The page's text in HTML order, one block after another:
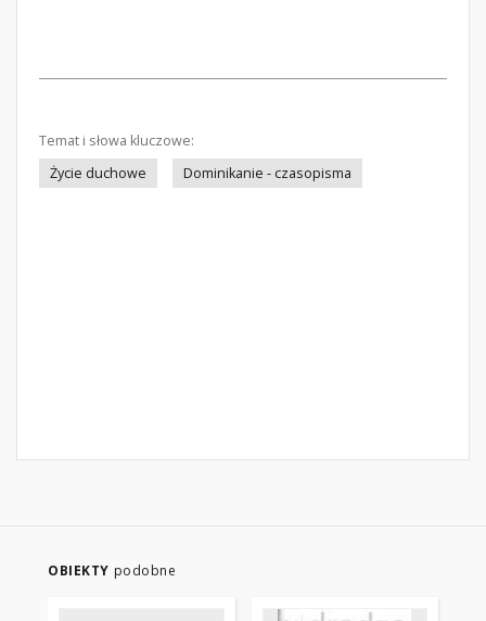
Temat i słowa kluczowe:
Życie duchowe
Dominikanie - czasopisma
OBIEKTY podobne